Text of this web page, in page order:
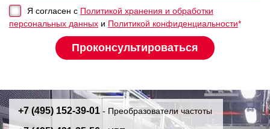
Я согласен с Политикой хранения и обработки
персональных данных и Политикой конфиденциальности*
+7 (495) 152-39-01 - Преобразователи частоты